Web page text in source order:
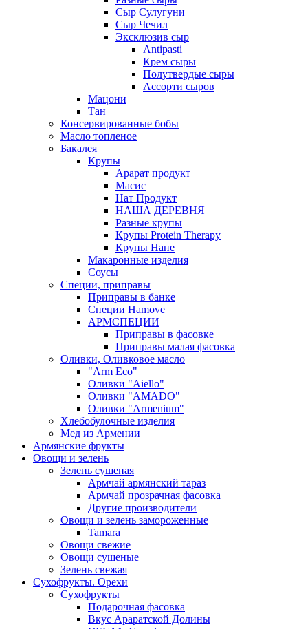
Сыр Сулугуни
Сыр Чечил
Эксклюзив сыр
Antipasti
Крем сыры
Полутвердые сыры
Ассорти сыров
Мацони
Тан
Консервированные бобы
Масло топленое
Бакалея
Крупы
Арарат продукт
Масис
Нат Продукт
НАША ДЕРЕВНЯ
Разные крупы
Крупы Protein Therapy
Крупы Нане
Макаронные изделия
Соусы
Специи, приправы
Приправы в банке
Специи Hamove
АРМСПЕЦИИ
Приправы в фасовке
Приправы малая фасовка
Оливки, Оливковое масло
"Arm Eco"
Оливки "Aiello"
Оливки "AMADO"
Оливки "Armenium"
Хлебобулочные изделия
Мед из Армении
Армянские фрукты
Овощи и зелень
Зелень сушеная
Армчай армянский тараз
Армчай прозрачная фасовка
Другие производители
Овощи и зелень замороженные
Tamara
Овощи свежие
Овощи сушеные
Зелень свежая
Сухофрукты. Орехи
Сухофрукты
Подарочная фасовка
Вкус Араратской Долины